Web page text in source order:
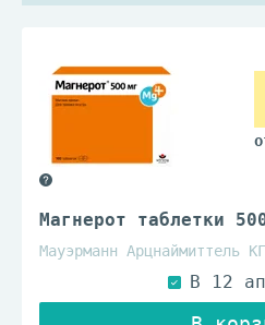
Магнерот таблетки
Мауэрманн Арцнаймиттель